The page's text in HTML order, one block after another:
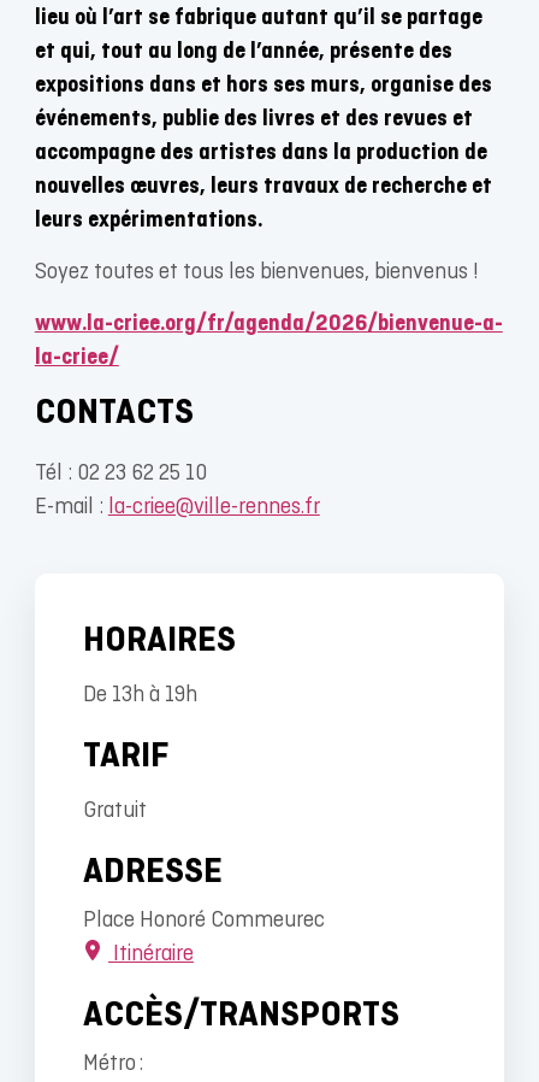
lieu où l’art se fabrique autant qu’il se partage
et qui, tout au long de l’année, présente des
expositions dans et hors ses murs, organise des
événements, publie des livres et des revues et
accompagne des artistes dans la production de
nouvelles œuvres, leurs travaux de recherche et
leurs expérimentations.
Soyez toutes et tous les bienvenues, bienvenus !
www.la-criee.org/fr/agenda/2026/bienvenue-a-
la-criee/
CONTACTS
Tél : 02 23 62 25 10
E-mail : la-criee@ville-rennes.fr
HORAIRES
De 13h à 19h
TARIF
Gratuit
ADRESSE
Place Honoré Commeurec
Itinéraire
ACCÈS/TRANSPORTS
Métro :